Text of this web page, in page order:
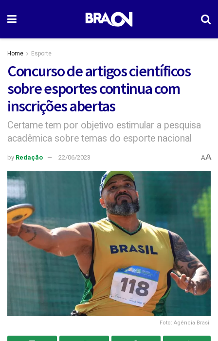
Home Esporte
Concurso de artigos científicos
sobre esportes continua com
inscrições abertas
Certame tem por objetivo estimular a pesquisa
acadêmica sobre temas do esporte nacional
by Redação 22/06/2023 AA
Foto: Agência Brasil